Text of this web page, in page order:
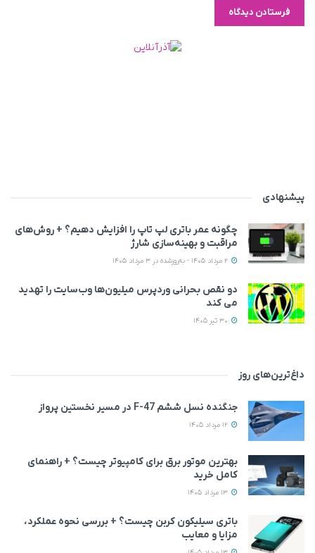
پیشنهادی
چگونه عمر باتری لپ تاپ را افزایش دهیم؟ + روش‌های
مراقبت و بهینه‌سازی شارژ
دو نقص بحرانی وردپرس میلیون‌ها وب‌سایت را تهدید
می‌ کند
داغ‌ترین‌های روز
جنگنده نسل ششم F-47 در مسیر نخستین پرواز
بهترین موتور برق برای کامپیوتر چیست؟ + راهنمای
کامل خرید
باتری سیلیکون کربن چیست؟ + بررسی نحوه عملکرد،
مزایا و معایب